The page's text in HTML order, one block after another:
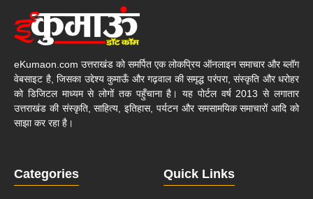
eKumaon.com उत्तराखंड को समर्पित एक लोकप्रिय ऑनलाइन समाचार और ब्लॉग
वेबसाइट है, जिसका उद्देश्य कुमाऊँ और गढ़वाल की समृद्ध परंपरा, संस्कृति और धरोहर
को डिजिटल माध्यम से लोगों तक पहुँचाना है। यह पोर्टल वर्ष 2013 से लगातार
उत्तराखंड की संस्कृति, साहित्य, इतिहास, पर्यटन और समसामयिक समाचारों आदि को
साझा कर रहा है।
Categories Quick Links